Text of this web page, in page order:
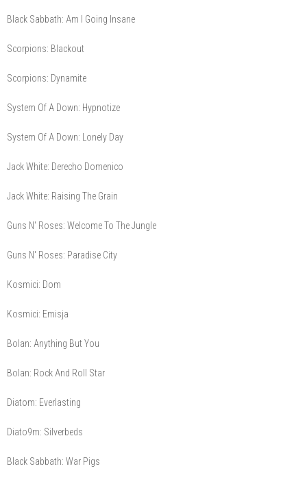
Black Sabbath: Am I Going Insane
Scorpions: Blackout
Scorpions: Dynamite
System Of A Down: Hypnotize
System Of A Down: Lonely Day
Jack White: Derecho Domenico
Jack White: Raising The Grain
Guns N' Roses: Welcome To The Jungle
Guns N' Roses: Paradise City
Kosmici: Dom
Kosmici: Emisja
Bolan: Anything But You
Bolan: Rock And Roll Star
Diatom: Everlasting
Diato9m: Silverbeds
Black Sabbath: War Pigs